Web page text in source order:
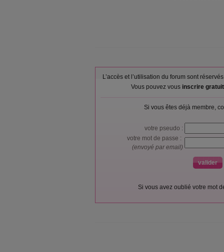
L’accès et l’utilisation du forum sont
Vous pouvez vous inscrire
Si vous êtes déjà membre,
votre pseudo :
votre mot de passe :
(envoyé par email)
Si vous avez oublié votre mot